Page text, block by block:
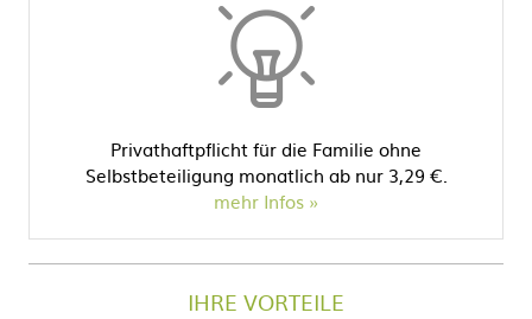
Privathaftpflicht für die Familie ohne
Selbstbeteiligung monatlich ab nur 3,29 €.
mehr Infos
IHRE VORTEILE